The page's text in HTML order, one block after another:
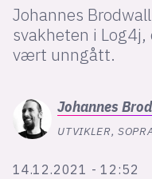
Johannes
svakheten i
vært unngått.
Johannes
UTVIKLER,
14.12.2021 - 12:52
annonseguide
Bli firmapartner